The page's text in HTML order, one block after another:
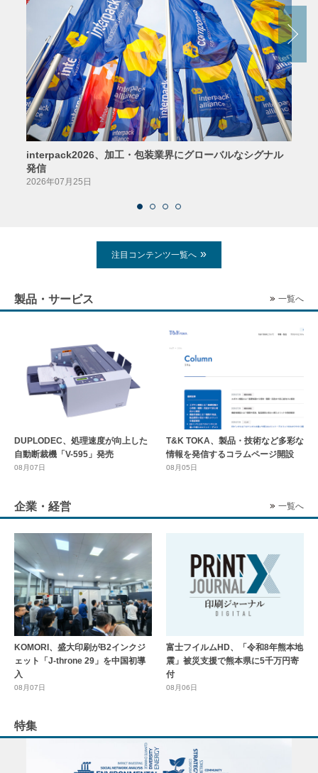
interpack2026、加工・包装業界にグローバルなシグナル
発信
2026年07月25日
注目コンテンツ一覧へ
製品・サービス 一覧へ
DUPLODEC、処理速度が向上した
自動断裁機「V-595」発売
08月07日
T&K TOKA、製品・技術など多彩な
情報を発信するコラムページ開設
08月05日
企業・経営 一覧へ
KOMORI、盛大印刷がB2インクジ
ェット「J-throne 29」を中国初導
入
08月07日
富士フイルムHD、「令和8年熊本地
震」被災支援で熊本県に5千万円寄
付
08月06日
特集